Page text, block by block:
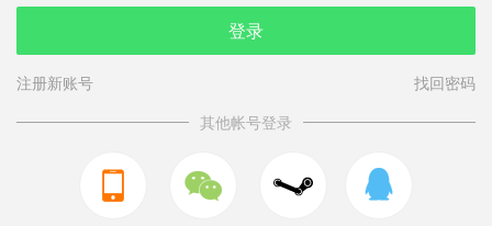
安全提问(未设置请忽略)
登录
注册新账号
找回密码
其他帐号登录
  